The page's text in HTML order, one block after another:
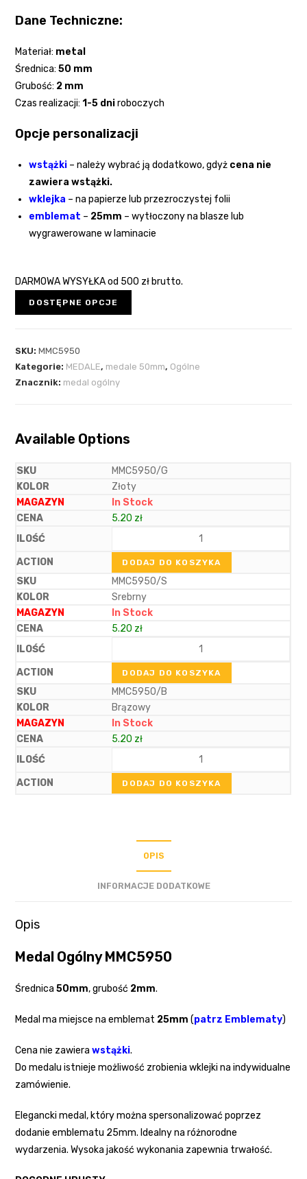
Dane Techniczne:
Materiał: metal
Średnica:50 mm
Grubość: 2 mm
Czas realizacji:1-5 dniroboczych
Opcje personalizacji
wstążki – należy wybrać ją dodatkowo, gdyż cena nie
zawiera wstążki.
wklejka – na papierze lub przezroczystej folii
emblemat – 25mm – wytłoczony na blasze lub
wygrawerowane w laminacie
DARMOWA WYSYŁKAod 500 zł brutto.
DOSTĘPNE OPCJE
SKU:MMC5950
Kategorie: MEDALE, medale 50mm, Ogólne
Znacznik: medal ogólny
Available Options
MMC5950/G
Złoty
In Stock
5.20 zł
DODAJ DO KOSZYKA
MMC5950/S
Srebrny
In Stock
5.20 zł
DODAJ DO KOSZYKA
MMC5950/B
Brązowy
In Stock
5.20 zł
DODAJ DO KOSZYKA
OPIS
INFORMACJE DODATKOWE
Opis
Medal Ogólny MMC5950
Średnica50mm, grubość 2mm.
Medal ma miejsce na emblemat 25mm (patrz Emblematy)
Cena nie zawierawstążki.
Do medalu istnieje możliwość zrobienia wklejki na indywidualne
zamówienie.
Elegancki medal, który można spersonalizować poprzez
dodanie emblematu 25mm. Idealny na różnorodne
wydarzenia. Wysoka jakość wykonania zapewnia trwałość.